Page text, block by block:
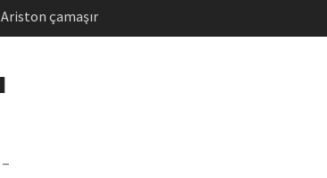
Ariston çamaşır
F5 Hatası Çözüm
Çözümü